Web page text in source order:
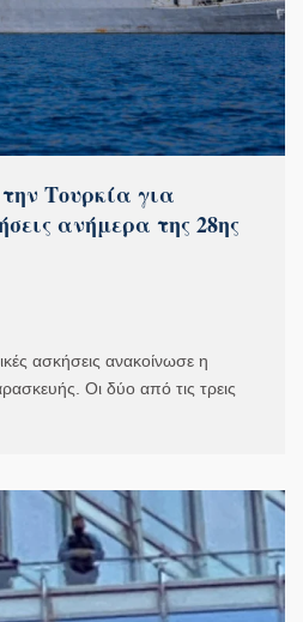
Τουρκία για
ανήμερα της 28ης
ασκήσεις ανακοίνωσε η
Οι δύο από τις τρεις